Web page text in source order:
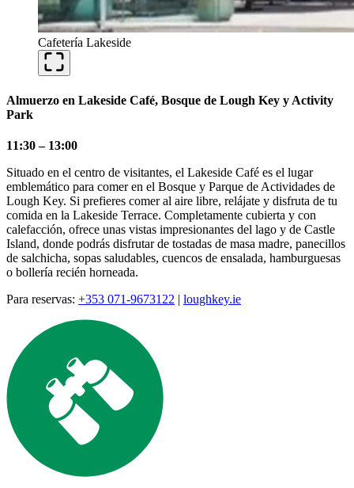
Cafetería Lakeside
Almuerzo en Lakeside Café, Bosque de Lough Key y Activity
Park
11:30 – 13:00
Situado en el centro de visitantes, el Lakeside Café es el lugar
emblemático para comer en el Bosque y Parque de Actividades de
Lough Key. Si prefieres comer al aire libre, relájate y disfruta de tu
comida en la Lakeside Terrace. Completamente cubierta y con
calefacción, ofrece unas vistas impresionantes del lago y de Castle
Island, donde podrás disfrutar de tostadas de masa madre, panecillos
de salchicha, sopas saludables, cuencos de ensalada, hamburguesas
o bollería recién horneada.
Para reservas: +353 071-9673122 | loughkey.ie